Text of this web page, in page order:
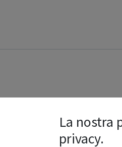
La nostra
privacy.